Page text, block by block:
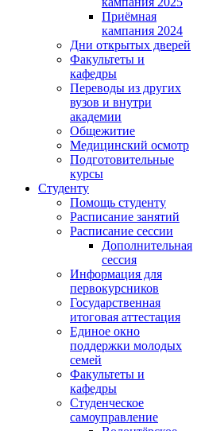
Приёмная
кампания 2024
Дни открытых дверей
Факультеты и
кафедры
Переводы из других
вузов и внутри
академии
Общежитие
Медицинский осмотр
Подготовительные
курсы
Студенту
Помощь студенту
Расписание занятий
Расписание сессии
Дополнительная
сессия
Информация для
первокурсников
Государственная
итоговая аттестация
Единое окно
поддержки молодых
семей
Факультеты и
кафедры
Студенческое
самоуправление